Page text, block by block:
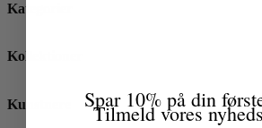
Kategorier
Kollektioner
Kunstnere Spar 10% på din
Tilmeld vores